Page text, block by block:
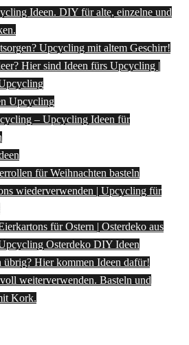
Ideen. DIY für alte, einzelne und
Upcycling mit altem Geschirr!
Hier sind Ideen fürs Upcycling |
Upcycling
– Upcycling Ideen für
für Weihnachten basteln
wiederverwenden | Upcycling für
für Ostern | Osterdeko aus
Osterdeko DIY Ideen
übrig? Hier kommen Ideen dafür!
weiterverwenden. Basteln und
Kork.